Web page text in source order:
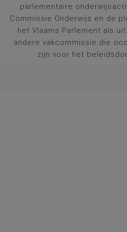
parlementaire
Commissie Onderwijs en de
het Vlaams Parlement als
andere vakcommissie die
zijn voor het